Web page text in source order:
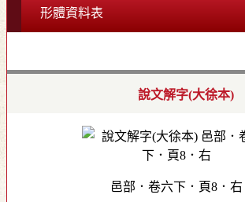
形體資料表
說文解字(大徐本)
邑部．卷六下．頁8．右